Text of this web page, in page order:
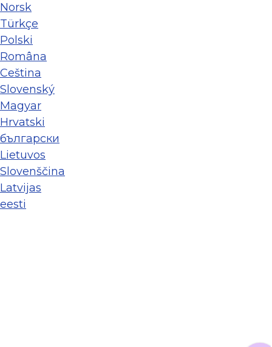
Norsk
Türkçe
Polski
Româna
Ceština
Slovenský
Magyar
Hrvatski
български
Lietuvos
Slovenščina
Latvijas
eesti